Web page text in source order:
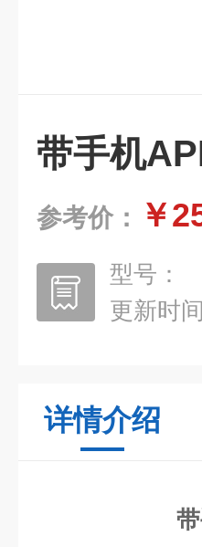
带手机
参考价： ￥
型号：
更新时间
详情介绍